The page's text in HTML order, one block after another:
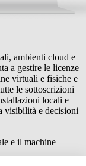
ambienti cloud e
a gestire le licenze
virtuali e fisiche e
le sottoscrizioni
locali e
visibilità e decisioni
e il machine